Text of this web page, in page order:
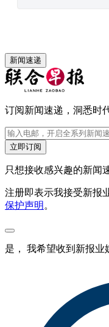
新闻速递
订阅新闻速递，洞悉时
立即订阅
只想接收感兴趣的新闻
注册即表示我接受新报
保护声明。
是， 我希望收到新报业